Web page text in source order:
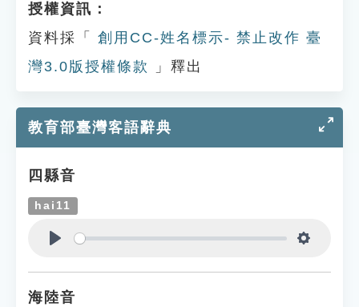
授權資訊：
資料採「
創用CC-姓名標示- 禁止改作 臺
灣3.0版授權條款
」釋出
教育部臺灣客語辭典
四縣音
hai11
海陸音